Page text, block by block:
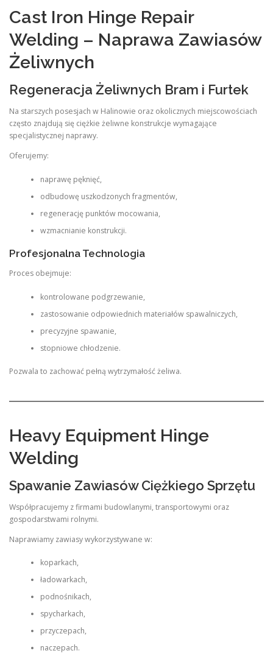
Cast Iron Hinge Repair
Welding – Naprawa Zawiasów
Żeliwnych
Regeneracja Żeliwnych Bram i Furtek
Na starszych posesjach w Halinowie oraz okolicznych miejscowościach
często znajdują się ciężkie żeliwne konstrukcje wymagające
specjalistycznej naprawy.
Oferujemy:
naprawę pęknięć,
odbudowę uszkodzonych fragmentów,
regenerację punktów mocowania,
wzmacnianie konstrukcji.
Profesjonalna Technologia
Proces obejmuje:
kontrolowane podgrzewanie,
zastosowanie odpowiednich materiałów spawalniczych,
precyzyjne spawanie,
stopniowe chłodzenie.
Pozwala to zachować pełną wytrzymałość żeliwa.
Heavy Equipment Hinge
Welding
Spawanie Zawiasów Ciężkiego Sprzętu
Współpracujemy z firmami budowlanymi, transportowymi oraz
gospodarstwami rolnymi.
Naprawiamy zawiasy wykorzystywane w:
koparkach,
ładowarkach,
podnośnikach,
spycharkach,
przyczepach,
naczepach.